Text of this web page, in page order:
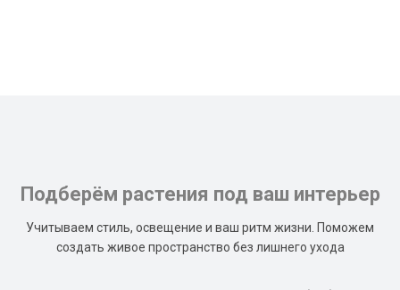
Подберём растения под ваш интерьер
Учитываем стиль, освещение и ваш ритм жизни. Поможем
создать живое пространство без лишнего ухода